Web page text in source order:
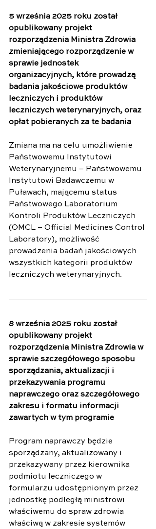
5 września 2025 roku został
opublikowany projekt
rozporządzenia Ministra Zdrowia
zmieniającego rozporządzenie w
sprawie jednostek
organizacyjnych, które prowadzą
badania jakościowe produktów
leczniczych i produktów
leczniczych weterynaryjnych, oraz
opłat pobieranych za te badania
Zmiana ma na celu umożliwienie
Państwowemu Instytutowi
Weterynaryjnemu – Państwowemu
Instytutowi Badawczemu w
Puławach, mającemu status
Państwowego Laboratorium
Kontroli Produktów Leczniczych
(OMCL – Official Medicines Control
Laboratory), możliwość
prowadzenia badań jakościowych
wszystkich kategorii produktów
leczniczych weterynaryjnych.
8 września 2025 roku został
opublikowany projekt
rozporządzenia Ministra Zdrowia w
sprawie szczegółowego sposobu
sporządzania, aktualizacji i
przekazywania programu
naprawczego oraz szczegółowego
zakresu i formatu informacji
zawartych w tym programie
Program naprawczy będzie
sporządzany, aktualizowany i
przekazywany przez kierownika
podmiotu leczniczego w
formularzu udostępnionym przez
jednostkę podległą ministrowi
właściwemu do spraw zdrowia
właściwą w zakresie systemów